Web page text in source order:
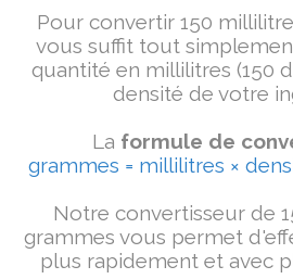
Pour convertir 150
vous suffit tout
quantité en millilitres (150
densité de votre
La formule de
grammes = millilitres ×
Notre convertisseur de
grammes vous permet
plus rapidement et avec